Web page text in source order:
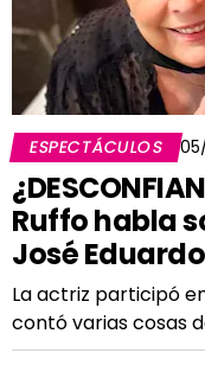
ESPECTÁCULOS
Ruffo habla
José
La actriz participó
contó varias cosas